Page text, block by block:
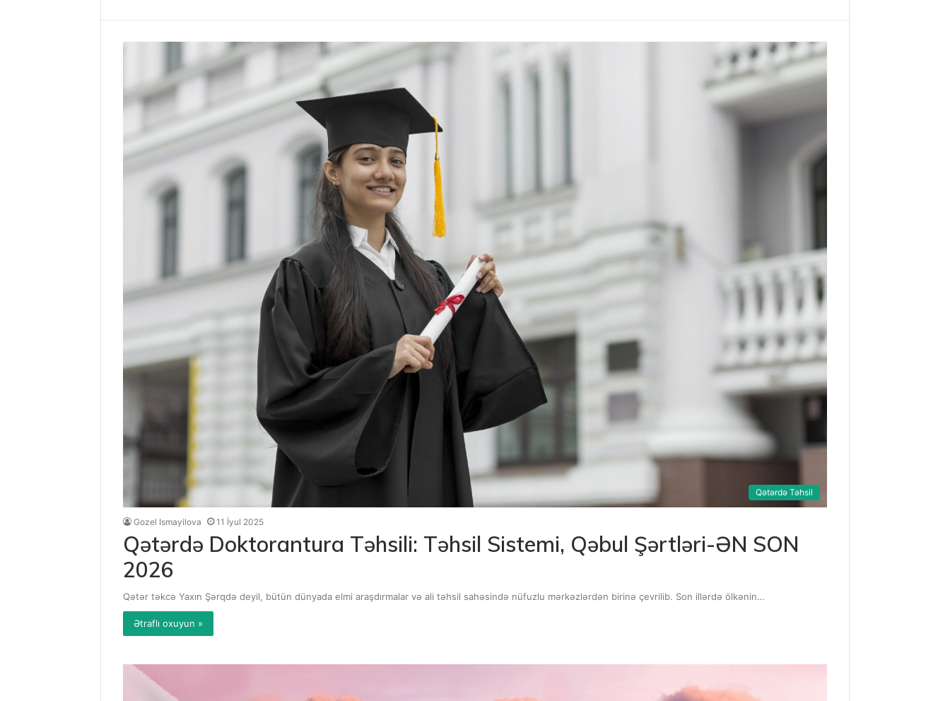
Qətərdə Təhsil
Gozel Ismayilova 11 İyul 2025
Qətərdə Doktorantura Təhsili: Təhsil Sistemi, Qəbul Şərtləri-ƏN SON
2026
Qətər təkcə Yaxın Şərqdə deyil, bütün dünyada elmi araşdırmalar və ali təhsil sahəsində nüfuzlu mərkəzlərdən birinə çevrilib. Son illərdə ölkənin…
Ətraflı oxuyun »